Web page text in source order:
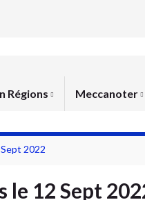
Régions Meccanoter
2022
le 12 Sept